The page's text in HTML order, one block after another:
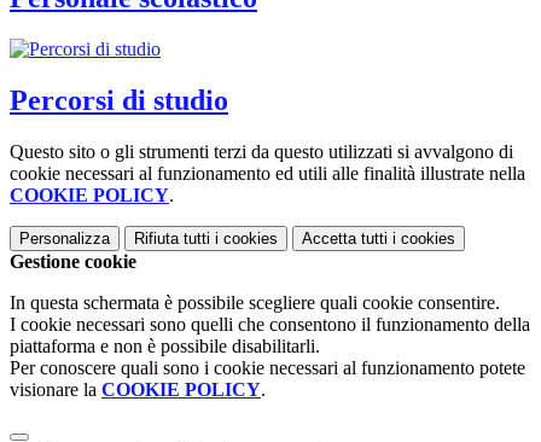
Percorsi di studio
Questo sito o gli strumenti terzi da questo utilizzati si avvalgono di
cookie necessari al funzionamento ed utili alle finalità illustrate nella
COOKIE POLICY.
Personalizza Rifiuta tutti i cookies Accetta tutti i cookies
Gestione cookie
In questa schermata è possibile scegliere quali cookie consentire.
I cookie necessari sono quelli che consentono il funzionamento della
piattaforma e non è possibile disabilitarli.
Per conoscere quali sono i cookie necessari al funzionamento potete
visionare la COOKIE POLICY.